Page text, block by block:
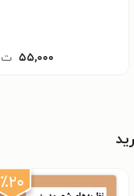
۵۵,۰۰۰ ت
٪۲۰